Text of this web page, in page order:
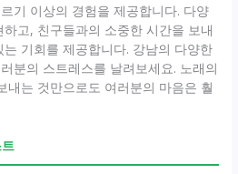
기 이상의 경험을 제공합니다. 다양
고, 친구들과의 소중한 시간을 보내
기회를 제공합니다. 강남의 다양한
분의 스트레스를 날려보세요. 노래의
내는 것만으로도 여러분의 마음은 훨